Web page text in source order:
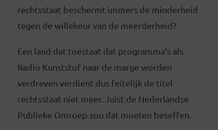
rechtsstaat beschermt immers de minderheid
tegen de willekeur van de meerderheid?
Een land dat toestaat dat programma’s als
Radio Kunststof naar de marge worden
verdreven verdient dus feitelijk de titel
rechtsstaat niet meer. Juist de Nederlandse
Publieke Omroep zou dat moeten beseffen.